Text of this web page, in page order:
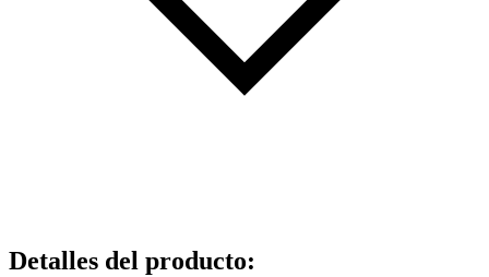
Detalles del producto: